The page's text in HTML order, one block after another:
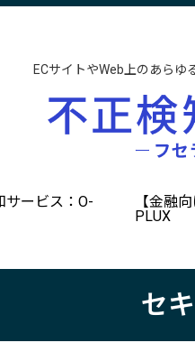
ECサイトやWeb上のあら
サービス：O-
【金融
PLUX
セ